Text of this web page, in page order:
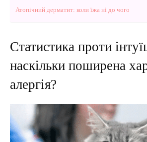
Атопічний дерматит: коли їжа ні до чого
Статистика проти
наскільки поширена
алергія?